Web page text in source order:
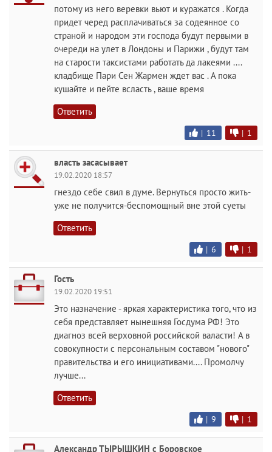
потому из него веревки вьют и куражатся . Когда
придет черед расплачиваться за содеянное со
страной и народом эти господа будут первыми в
очереди на улет в Лондоны и Парижи , будут там
на старости таксистами работать да лакеями ....
кладбище Пари Сен Жармен ждет вас . А пока
кушайте и пейте всласть , ваше время
Ответить
| 11 | 1
власть засасывает
19.02.2020 18:57
гнездо себе свил в думе. Вернуться просто жить-
уже не получится-беспомощный вне этой суеты
Ответить
| 6 | 1
Гость
19.02.2020 19:51
Это назначение - яркая характеристика того, что из
себя представляет нынешняя Госдума РФ! Это
диагноз всей верховной российской валасти! А в
совокупности с персональным составом "нового"
правительства и его инициативами.... Промолчу
лучше...
Ответить
| 9 | 1
Александр ТЫРЫШКИН с Боровское